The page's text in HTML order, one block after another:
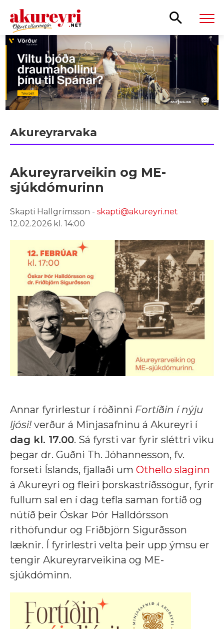
Leita
Akureyrarvaka
Akureyrarveikin og ME-
sjúkdómurinn
Skapti Hallgrímsson - skapti@akureyri.net
12.02.2026 kl. 14:00
Annar fyrirlestur í röðinni Fortíðin í nýju
ljósi! verður á Minjasafninu á Akureyri í
dag kl. 17.00. Sá fyrsti var fyrir sléttri viku
þegar dr. Guðni Th. Jóhannesson, fv.
forseti Íslands, fjallaði um Othello slaginn
á Akureyri og fleiri þorskastríðssögur, fyrir
fullum sal en í dag tefla saman fortíð og
nútíð þeir Óskar Þór Halldórsson
rithöfundur og Friðbjörn Sigurðsson
læknir. Í fyrirlestri velta þeir upp ýmsu er
tengir Akureyrarveikina og ME-
sjúkdóminn.